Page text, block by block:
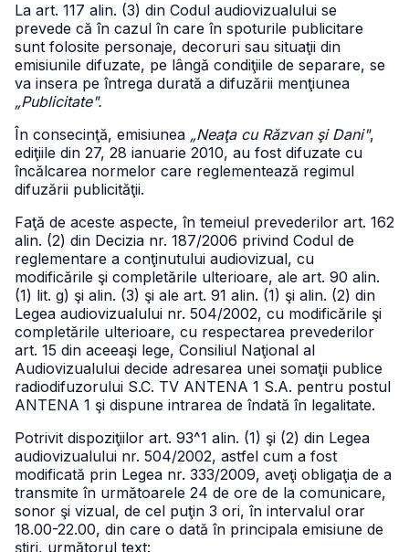
La art. 117 alin. (3) din Codul audiovizualului se
prevede că în cazul în care în spoturile publicitare
sunt folosite personaje, decoruri sau situaţii din
emisiunile difuzate, pe lângă condiţiile de separare, se
va insera pe întrega durată a difuzării menţiunea
„Publicitate".
În consecinţă, emisiunea „Neaţa cu Răzvan şi Dani",
ediţiile din 27, 28 ianuarie 2010, au fost difuzate cu
încălcarea normelor care reglementează regimul
difuzării publicităţii.
Faţă de aceste aspecte, în temeiul prevederilor art. 162
alin. (2) din Decizia nr. 187/2006 privind Codul de
reglementare a conţinutului audiovizual, cu
modificările şi completările ulterioare, ale art. 90 alin.
(1) lit. g) şi alin. (3) şi ale art. 91 alin. (1) şi alin. (2) din
Legea audiovizualului nr. 504/2002, cu modificările şi
completările ulterioare, cu respectarea prevederilor
art. 15 din aceeaşi lege, Consiliul Naţional al
Audiovizualului decide adresarea unei somaţii publice
radiodifuzorului S.C. TV ANTENA 1 S.A. pentru postul
ANTENA 1 şi dispune intrarea de îndată în legalitate.
Potrivit dispoziţiilor art. 93^1 alin. (1) şi (2) din Legea
audiovizualului nr. 504/2002, astfel cum a fost
modificată prin Legea nr. 333/2009, aveţi obligaţia de a
transmite în următoarele 24 de ore de la comunicare,
sonor şi vizual, de cel puţin 3 ori, în intervalul orar
18.00-22.00, din care o dată în principala emisiune de
ştiri, următorul text: